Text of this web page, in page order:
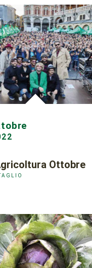
Ottobre